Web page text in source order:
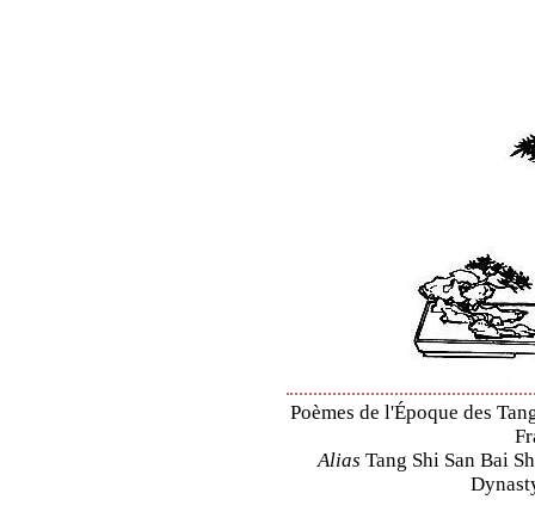
Poèmes de l'Époque des
Alias Tang Shi San Bai